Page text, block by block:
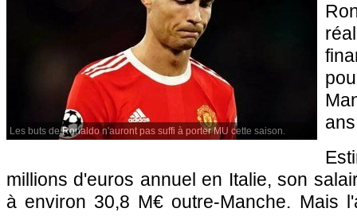
Les buts de Ronaldo n'auront pas suffi à porter MU cette saison.
millions d'euros annuel en Italie, son
à environ 30,8 M€ outre-Manche. Mais